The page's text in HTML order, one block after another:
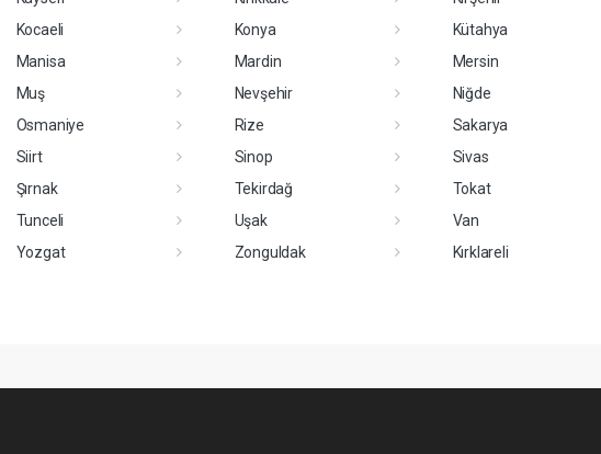
Kocaeli Konya
Kütahya
Manisa Mardin
Mersin
Muş Nevşehir
Niğde
Osmaniye Rize
Sakarya
Siirt Sinop
Sivas
Şırnak Tekirdağ
Tokat
Tunceli Uşak
Van
Yozgat Zonguldak
Kırklareli